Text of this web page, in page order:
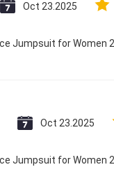
Oct 23.2025
Jumpsuit for Women
Oct 23.2025
Jumpsuit for Women